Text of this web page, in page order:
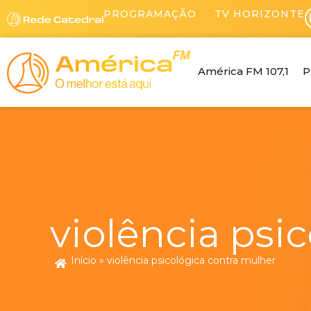
para
conteúdo
PROGRAMAÇÃO TV HORIZONTE
América FM 107,1
violência
Início » violência psicológica contra mulher